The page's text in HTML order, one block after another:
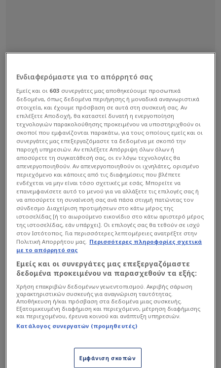
Παράλληλα, ο Σέρβος τεχνικός στέλνει μήνυμα
πως τα καλύτερα έρχονται για την ΑΕΚ,
ενός νέου κύκλου.
Ενδιαφερόμαστε για το απόρρητό σας
Εμείς και οι 603 συνεργάτες μας αποθηκεύουμε προσωπικά
δεδομένα, όπως δεδομένα περιήγησης ή μοναδικά αναγνωριστικά
στοιχεία, και έχουμε πρόσβαση σε αυτά στη συσκευή σας. Αν
επιλέξετε Αποδοχή, θα καταστεί δυνατή η ενεργοποίηση
τεχνολογιών παρακολούθησης προκειμένου να υποστηριχθούν οι
σκοποί που εμφανίζονται παρακάτω, για τους οποίους εμείς και οι
συνεργάτες μας επεξεργαζόμαστε τα δεδομένα με σκοπό την
παροχή υπηρεσιών. Αν επιλέξετε Απόρριψη όλων όλων ή
αποσύρετε τη συγκατάθεσή σας, οι εν λόγω τεχνολογίες θα
απενεργοποιηθούν. Αν απενεργοποιηθούν οι ιχνηλάτες, ορισμένο
περιεχόμενο και κάποιες από τις διαφημίσεις που βλέπετε
ενδέχεται να μην είναι τόσο σχετικές με εσάς. Μπορείτε να
επανεμφανίσετε αυτό το μενού για να αλλάξετε τις επιλογές σας ή
να αποσύρετε τη συναίνεσή σας ανά πάσα στιγμή πατώντας τον
σύνδεσμο Διαχείριση προτιμήσεων στο κάτω μέρος της
ιστοσελίδας [ή το αιωρούμενο εικονίδιο στο κάτω αριστερό μέρος
της ιστοσελίδας, εάν υπάρχει]. Οι επιλογές σας θα τεθούν σε ισχύ
στον Ιστότοπος. Για περισσότερες λεπτομέρειες ανατρέξτε στην
Πολιτική Απορρήτου μας. Περισσότερες πληροφορίες σχετικά
με το απόρρητό σας
Εμείς και οι συνεργάτες μας επεξεργαζόμαστε
δεδομένα προκειμένου να παρασχεθούν τα εξής:
Χρήση επακριβών δεδομένων γεωεντοπισμού. Ακριβής σάρωση
χαρακτηριστικών συσκευής για αναγνώριση ταυτότητας.
Αποθήκευση ή/και πρόσβαση στα δεδομένα μιας συσκευής.
Εξατομικευμένη διαφήμιση και περιεχόμενο, μέτρηση διαφήμισης
και περιεχομένου, έρευνα κοινού και ανάπτυξη υπηρεσιών.
Κατάλογος συνεργατών (προμηθευτές)
Εμφάνιση σκοπών